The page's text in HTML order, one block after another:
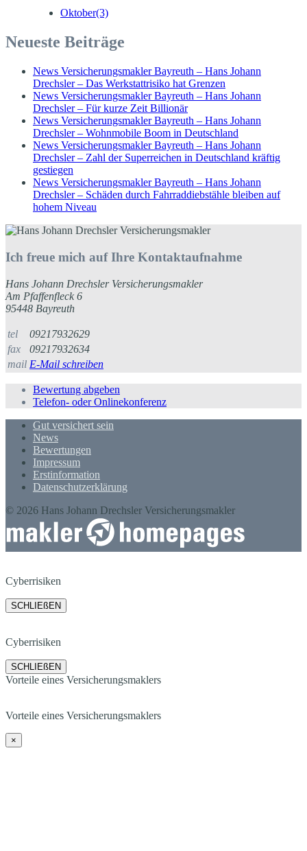
Oktober(3)
Neueste Beiträge
News Versicherungsmakler Bayreuth – Hans Johann
Drechsler – Das Werkstattrisiko hat Grenzen
News Versicherungsmakler Bayreuth – Hans Johann
Drechsler – Für kurze Zeit Billionär
News Versicherungsmakler Bayreuth – Hans Johann
Drechsler – Wohnmobile Boom in Deutschland
News Versicherungsmakler Bayreuth – Hans Johann
Drechsler – Zahl der Superreichen in Deutschland kräftig
gestiegen
News Versicherungsmakler Bayreuth – Hans Johann
Drechsler – Schäden durch Fahrraddiebstähle bleiben auf
hohem Niveau
Ich freue mich auf Ihre Kontaktaufnahme
Hans Johann Drechsler Versicherungsmakler
Am Pfaffenfleck 6
95448 Bayreuth
tel
09217932629
fax
09217932634
mail E-Mail schreiben
Bewertung abgeben
Telefon- oder Onlinekonferenz
Gut versichert sein
News
Bewertungen
Impressum
Erstinformation
Datenschutzerklärung
© 2026 Hans Johann Drechsler Versicherungsmakler
Cyberrisiken
SCHLIEßEN
Cyberrisiken
SCHLIEßEN
Vorteile eines Versicherungsmaklers
Vorteile eines Versicherungsmaklers
×